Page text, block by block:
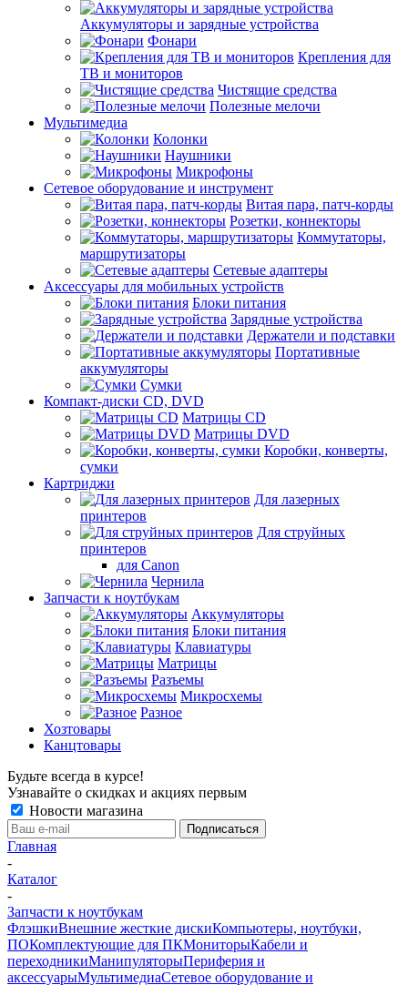
Аккумуляторы и зарядные устройства
Фонари
Крепления для
ТВ и мониторов
Чистящие средства
Полезные мелочи
Мультимедиа
Колонки
Наушники
Микрофоны
Сетевое оборудование и инструмент
Витая пара, патч-корды
Розетки, коннекторы
Коммутаторы,
маршрутизаторы
Сетевые адаптеры
Аксессуары для мобильных устройств
Блоки питания
Зарядные устройства
Держатели и подставки
Портативные
аккумуляторы
Сумки
Компакт-диски CD, DVD
Матрицы CD
Матрицы DVD
Коробки, конверты,
сумки
Картриджи
Для лазерных
принтеров
Для струйных
принтеров
для Canon
Чернила
Запчасти к ноутбукам
Аккумуляторы
Блоки питания
Клавиатуры
Матрицы
Разъемы
Микросхемы
Разное
Хозтовары
Канцтовары
Будьте всегда в курсе!
Узнавайте о скидках и акциях первым
Новости магазина
Главная
-
Каталог
-
Запчасти к ноутбукам
ФлэшкиВнешние жесткие дискиКомпьютеры, ноутбуки,
ПОКомплектующие для ПКМониторыКабели и
переходникиМанипуляторыПериферия и
аксессуарыМультимедиаСетевое оборудование и